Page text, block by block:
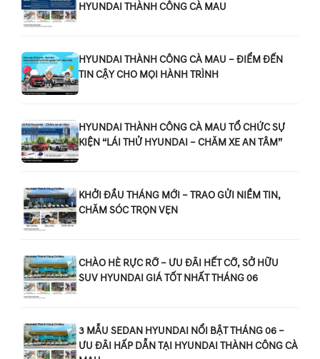
HYUNDAI THÀNH CÔNG CÀ MAU
HYUNDAI THÀNH CÔNG CÀ MAU – ĐIỂM ĐẾN
TIN CẬY CHO MỌI HÀNH TRÌNH
HYUNDAI THÀNH CÔNG CÀ MAU TỔ CHỨC SỰ
KIỆN “LÁI THỬ HYUNDAI – CHĂM XE AN TÂM”
KHỞI ĐẦU THÁNG MỚI – TRAO GỬI NIỀM TIN,
CHĂM SÓC TRỌN VẸN
CHÀO HÈ RỰC RỠ – ƯU ĐÃI HẾT CỠ, SỞ HỮU
SUV HYUNDAI GIÁ TỐT NHẤT THÁNG 06
3 MẪU SEDAN HYUNDAI NỔI BẬT THÁNG 06 –
ƯU ĐÃI HẤP DẪN TẠI HYUNDAI THÀNH CÔNG CÀ